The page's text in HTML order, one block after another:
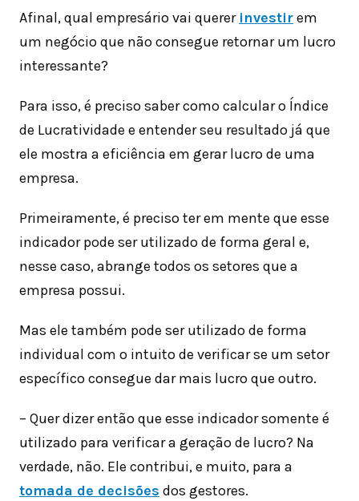
Afinal, qual empresário vai querer investirem
um negócio que não consegue retornar um lucro
interessante?
Para isso, é preciso saber como calcular o Índice
de Lucratividade e entender seu resultado já que
ele mostra a eficiência em gerar lucro de uma
empresa.
Primeiramente, é preciso ter em mente que esse
indicador pode ser utilizado de forma geral e,
nesse caso, abrange todos os setores que a
empresa possui.
Mas ele também pode ser utilizado de forma
individual com o intuito de verificar se um setor
específico consegue dar mais lucro que outro.
– Quer dizer então que esse indicador somente é
utilizado para verificar a geração de lucro? Na
verdade, não. Ele contribui, e muito, para a
tomada de decisões dos gestores.